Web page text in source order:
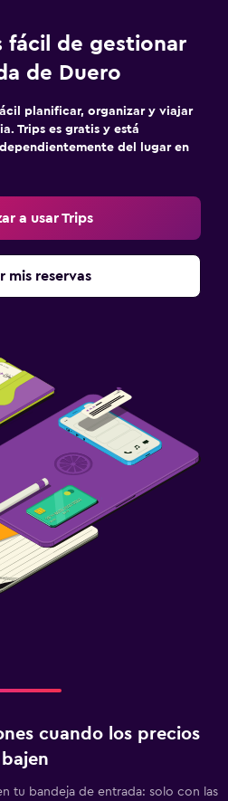
fácil de gestionar
de Duero
planificar, organizar y viajar
Trips es gratis y está
del lugar en
a usar Trips
mis reservas
cuando los precios
bajen
tu bandeja de entrada: solo con las